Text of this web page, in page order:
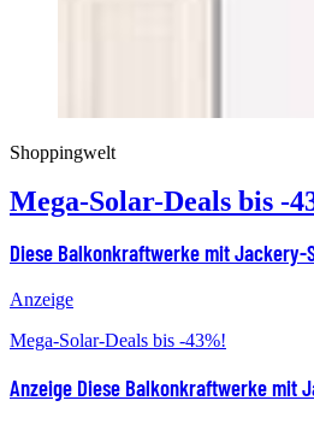
Shoppingwelt
Mega-Solar-Deals bis -
Diese Balkonkraftwerke mit Jackery-
Anzeige
Mega-Solar-Deals bis -43%!
Anzeige Diese Balkonkraftwerke mit